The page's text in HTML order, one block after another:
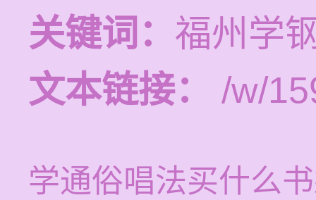
关键词： 福州学
文本链接：
/w/
学通俗唱法买什么